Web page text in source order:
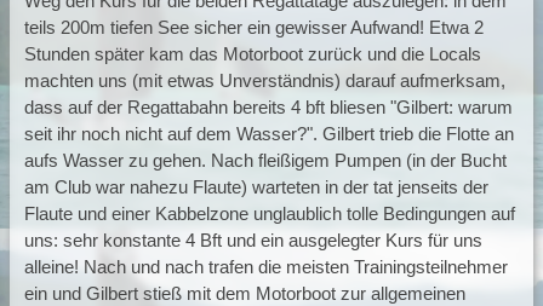
teils 200m tiefen See sicher ein gewisser Aufwand! Etwa 2
Stunden später kam das Motorboot zurück und die Locals
machten uns (mit etwas Unverständnis) darauf aufmerksam,
dass auf der Regattabahn bereits 4 bft bliesen "Gilbert: warum
seit ihr noch nicht auf dem Wasser?". Gilbert trieb die Flotte an
aufs Wasser zu gehen. Nach fleißigem Pumpen (in der Bucht
am Club war nahezu Flaute) warteten in der tat jenseits der
Flaute und einer Kabbelzone unglaublich tolle Bedingungen auf
uns: sehr konstante 4 Bft und ein ausgelegter Kurs für uns
alleine! Nach und nach trafen die meisten Trainingsteilnehmer
ein und Gilbert stieß mit dem Motorboot zur allgemeinen